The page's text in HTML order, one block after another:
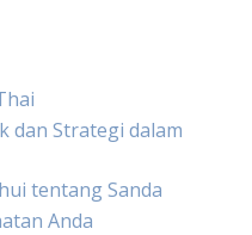
dan Strategi dalam
tentang Sanda
Anda